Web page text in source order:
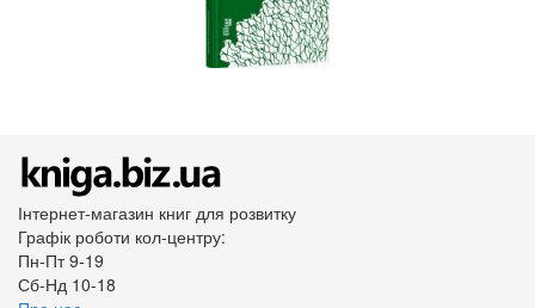
Інтернет-магазин книг для розвитку
Графік роботи кол-центру:
Пн-Пт 9-19
Сб-Нд 10-18